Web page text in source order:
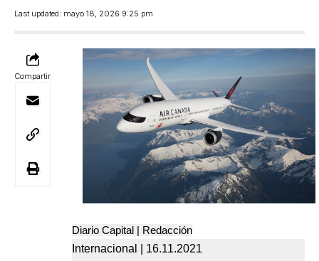
Last updated: mayo 18, 2026 9:25 pm
Compartir
Diario Capital | Redacción
Internacional | 16.11.2021